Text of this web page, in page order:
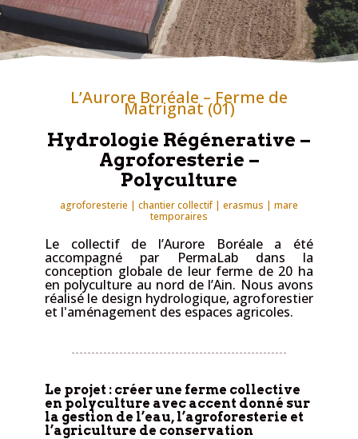
L’Aurore Boréale – Ferme de
Matrignat (01)
Hydrologie Régénerative –
Agroforesterie –
Polyculture
agroforesterie | chantier collectif | erasmus | mare
temporaires
Le collectif de l’Aurore Boréale a été
accompagné par PermaLab dans la
conception globale de leur ferme de 20 ha
en polyculture au nord de l’Ain. Nous avons
réalisé le design hydrologique, agroforestier
et l'aménagement des espaces agricoles.
Le projet : créer une ferme collective
en polyculture avec accent donné sur
la gestion de l’eau, l’agroforesterie et
l’agriculture de conservation